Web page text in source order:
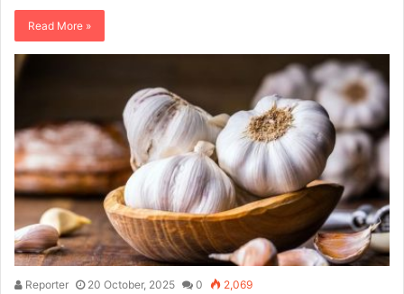
Read More »
Reporter 20 October, 2025 0 2,069